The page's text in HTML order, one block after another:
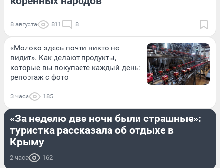
8 августа 811 8
«Молоко здесь почти никто не
видит». Как делают продукты,
которые вы покупаете каждый день:
репортаж с фото
3 часа 185
ЛЕТО
«За неделю две ночи были страшные»:
туристка рассказала об отдыхе в
Крыму
2 часа 162